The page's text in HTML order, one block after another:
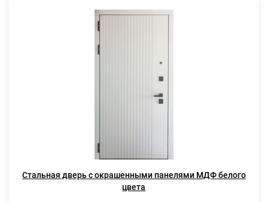
Стальная дверь с окрашенными панелями МДФ белого
цвета